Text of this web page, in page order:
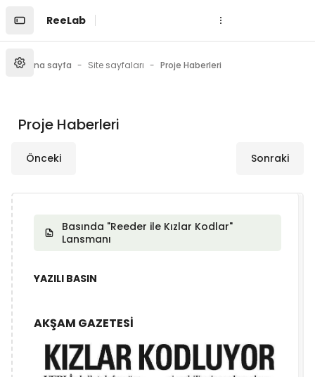
ReeLab
Ana sayfa Site sayfaları Proje Haberleri
Proje Haberleri
Önceki Sonraki
Basında "Reeder ile Kızlar Kodlar"
Lansmanı
YAZILI BASIN
AKŞAM GAZETESİ